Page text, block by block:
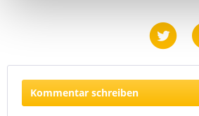
gesammelt haben. Sie geben
Cookies, wenn Sie unsere Webseite
Kommentar schreiben